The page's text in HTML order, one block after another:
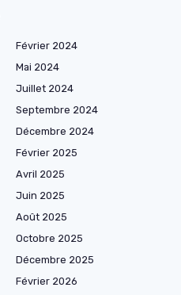
Février 2024
Mai 2024
Juillet 2024
Septembre 2024
Décembre 2024
Février 2025
Avril 2025
Juin 2025
Août 2025
Octobre 2025
Décembre 2025
Février 2026